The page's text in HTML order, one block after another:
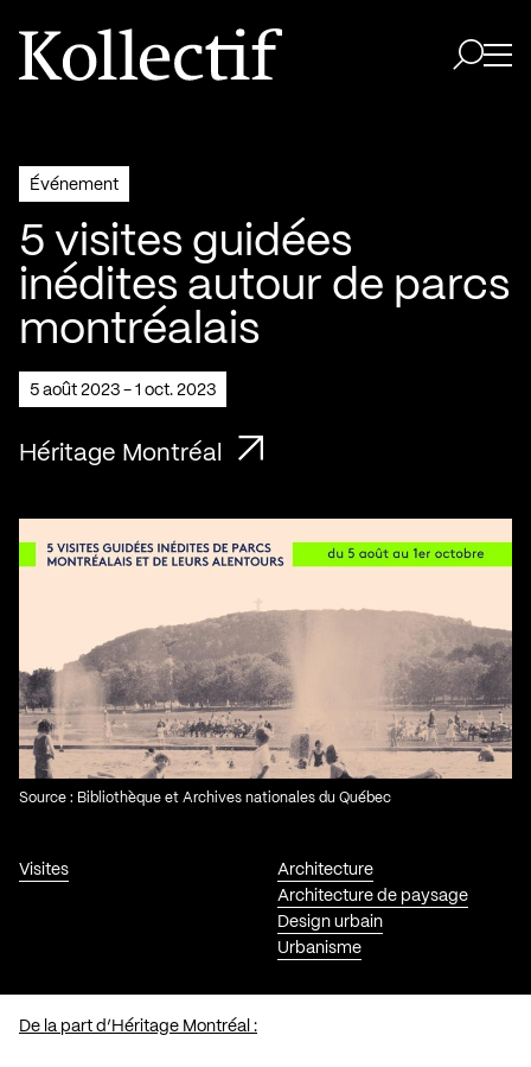
Aller à la page d'accueil
Logo Kollectif
Événement
5 visites guidées
inédites autour de parcs
montréalais
5 août 2023 - 1 oct. 2023
Héritage Montréal
Visites
Architecture
Architecture de paysage
Design urbain
Urbanisme
Source : Bibliothèque et Archives nationales du Québec
De la part d’Héritage Montréal :